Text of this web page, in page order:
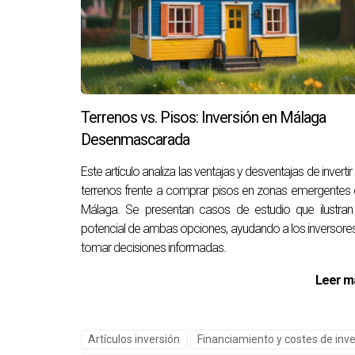
Caso 2: Edificio Comercial en Málaga
En este caso, un edificio comercial sufrió
seis meses, finalmente tomó más de un año.
comenzar sus negocios.
Caso 3: Renovación Histórica en Ronda
Una propiedad histórica fue renovada con un
reconsiderar ciertos acabados. A pesar del
en vivir en un espacio renovado pero
Conclusión y Consejos
En conclusión, la inflación y el aumento de
significa que debamos rendirnos ante las
Considera trabajar con profesionales
Mantente informado sobre cambios
Terrenos vs. Pisos: Inversión en Málaga
Desenmascarada
Este artículo analiza las ventajas y desventajas de invertir
terrenos frente a comprar pisos en zonas emergentes
Málaga. Se presentan casos de estudio que
potencial de ambas opciones, ayudando a los
tomar decisiones informadas.
Leer
Artículos inversión Financiamiento y costes de